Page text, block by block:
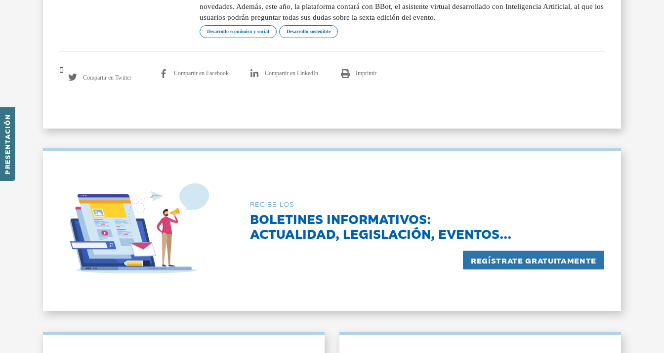
PRESENTACIÓN
novedades. Además, este año, la plataforma contará con BBot, el asistente virtual desarrollado con Inteligencia Artificial, al que los
usuarios podrán preguntar todas sus dudas sobre la sexta edición del evento.
Desarrollo económico y social Desarrollo sostenible
Compartir en Twitter
Compartir en Facebook Compartir en LinkedIn Imprimir
RECIBE LOS
BOLETINES INFORMATIVOS:
ACTUALIDAD, LEGISLACIÓN, EVENTOS...